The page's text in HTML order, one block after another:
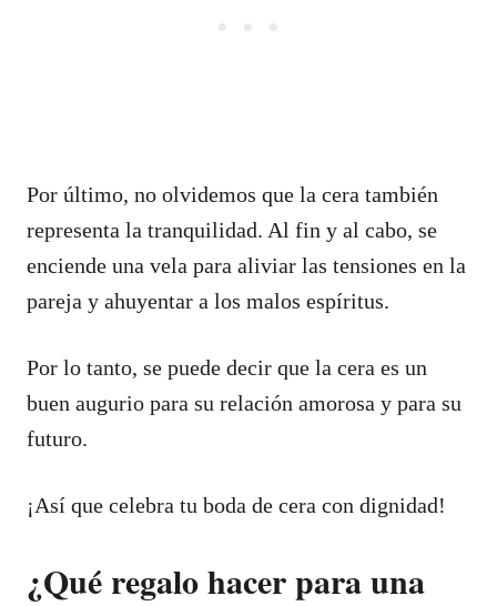
Por último, no olvidemos que la cera también
representa la tranquilidad. Al fin y al cabo, se
enciende una vela para aliviar las tensiones en la
pareja y ahuyentar a los malos espíritus.
Por lo tanto, se puede decir que la cera es un
buen augurio para su relación amorosa y para su
futuro.
¡Así que celebra tu boda de cera con dignidad!
¿Qué regalo hacer para una